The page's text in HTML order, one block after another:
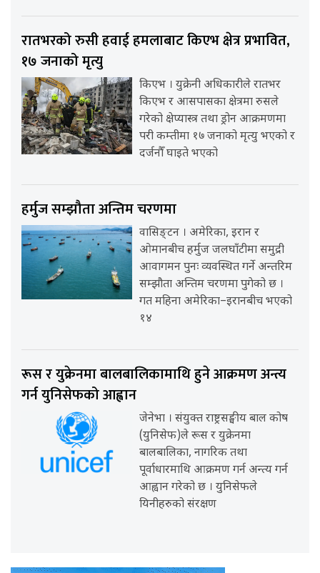
रातभरको रुसी हवाई हमलाबाट किएभ क्षेत्र प्रभावित,
१७ जनाको मृत्यु
किएभ । युक्रेनी अधिकारीले रातभर
किएभ र आसपासका क्षेत्रमा रुसले
गरेको क्षेप्यास्त्र तथा ड्रोन आक्रमणमा
परी कम्तीमा १७ जनाको मृत्यु भएको र
दर्जनौँ घाइते भएको
हर्मुज सम्झौता अन्तिम चरणमा
वासिङ्टन । अमेरिका, इरान र
ओमानबीच हर्मुज जलघाँटीमा समुद्री
आवागमन पुनः व्यवस्थित गर्ने अन्तरिम
सम्झौता अन्तिम चरणमा पुगेको छ ।
गत महिना अमेरिका–इरानबीच भएको
१४
रूस र युक्रेनमा बालबालिकामाथि हुने आक्रमण अन्त्य
गर्न युनिसेफको आह्वान
जेनेभा । संयुक्त राष्ट्रसङ्घीय बाल कोष
(युनिसेफ)ले रूस र युक्रेनमा
बालबालिका, नागरिक तथा
पूर्वाधारमाथि आक्रमण गर्न अन्त्य गर्न
आह्वान गरेको छ । युनिसेफले
यिनीहरुको संरक्षण